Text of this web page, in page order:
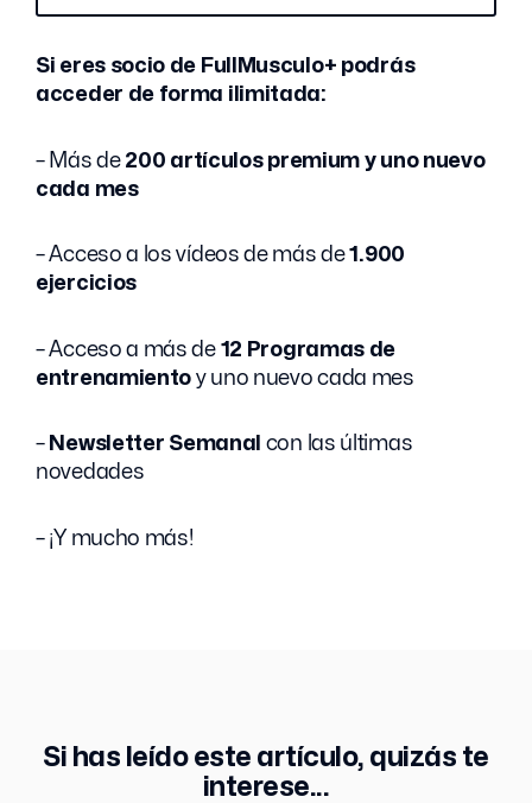
Si eres socio de FullMusculo+ podrás
acceder de forma ilimitada:
– Más de 200 artículos premium y uno nuevo
cada mes
– Acceso a los vídeos de más de1.900
ejercicios
– Acceso a más de 12 Programas de
entrenamiento y uno nuevo cada mes
– Newsletter Semanal con las últimas
novedades
– ¡Y mucho más!
Si has leído este artículo, quizás te
interese...